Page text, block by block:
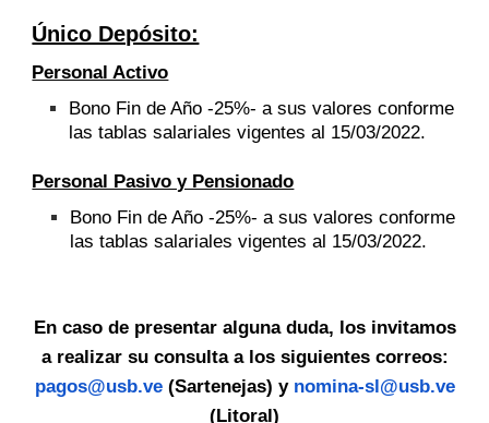
Único Depósito:
Personal Activo
Bono Fin de Año -25%- a sus valores conforme
las tablas salariales vigentes al 15/03/2022.
Personal Pasivo y Pensionado
Bono Fin de Año -25%- a sus valores conforme
las tablas salariales vigentes al 15/03/2022.
En caso de presentar alguna duda, los invitamos
a realizar su consulta a los siguientes correos:
pagos@usb.ve(Sartenejas) y nomina-sl@usb.ve
(Litoral)